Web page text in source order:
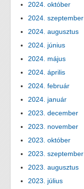
2024. október
2024. szeptember
2024. augusztus
2024. június
2024. május
2024. április
2024. február
2024. január
2023. december
2023. november
2023. október
2023. szeptember
2023. augusztus
2023. július